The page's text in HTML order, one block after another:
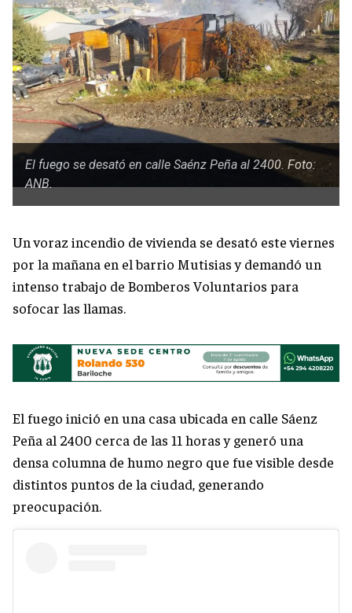
El fuego se desató en calle Saénz Peña al 2400. Foto:
ANB.
Un voraz incendio de vivienda se desató este viernes
por la mañana en el barrio Mutisias y demandó un
intenso trabajo de Bomberos Voluntarios para
sofocar las llamas.
El fuego inició en una casa ubicada en calle Sáenz
Peña al 2400 cerca de las 11 horas y generó una
densa columna de humo negro que fue visible desde
distintos puntos de la ciudad, generando
preocupación.